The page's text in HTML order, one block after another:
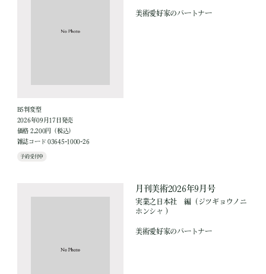
B5判変型
2026年09月17日発売
価格 2,200円（税込）
雑誌コード 03645-1000-26
予約受付中
美術愛好家のパートナー
月刊美術2026年9月号
実業之日本社 編（ジツギョウノニ
ホンシャ ）
美術愛好家のパートナー